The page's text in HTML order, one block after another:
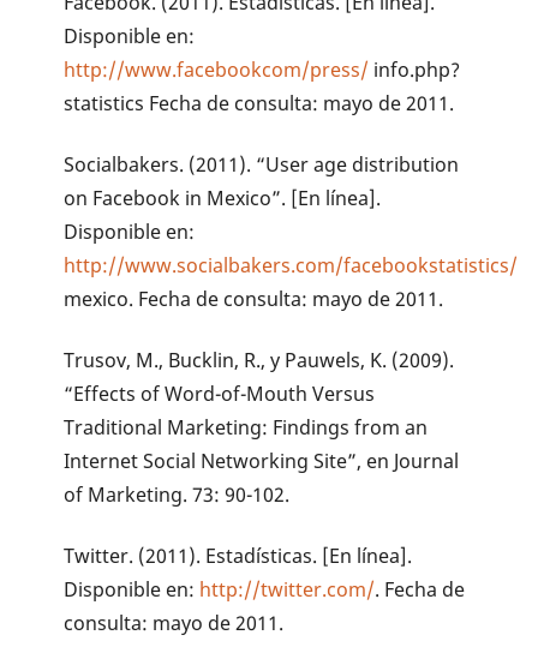
Disponible en:
http://www.facebookcom/press/ info.php?
statistics Fecha de consulta: mayo de 2011.
Socialbakers. (2011). “User age distribution
on Facebook in Mexico”. [En línea].
Disponible en:
http://www.socialbakers.com/facebookstatistics/
mexico. Fecha de consulta: mayo de 2011.
Trusov, M., Bucklin, R., y Pauwels, K. (2009).
“Effects of Word-of-Mouth Versus
Traditional Marketing: Findings from an
Internet Social Networking Site”, en Journal
of Marketing. 73: 90-102.
Twitter. (2011). Estadísticas. [En línea].
Disponible en: http://twitter.com/. Fecha de
consulta: mayo de 2011.